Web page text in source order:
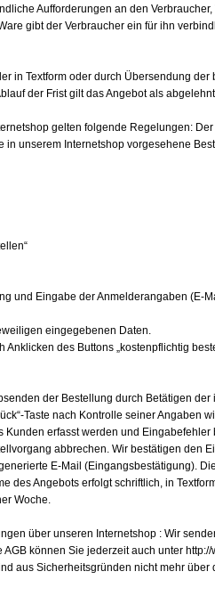
Aufforderungen an den Verbraucher,
gibt der Verbraucher ein für ihn
in Textform oder durch Übersendung der
der Frist gilt das Angebot als
gelten folgende Regelungen:
in unserem Internetshop vorgesehene
und Eingabe der Anmelderangaben (E-
eingegebenen Daten.
des Buttons „kostenpflichtig
der Bestellung durch Betätigen der
Taste nach Kontrolle seiner Angaben
Kunden erfasst werden und Eingabefehler
abbrechen. Wir bestätigen den
E-Mail (Eingangsbestätigung).
des Angebots erfolgt schriftlich, in
Woche.
über unseren Internetshop : Wir
können Sie jederzeit auch unter http://
aus Sicherheitsgründen nicht mehr über